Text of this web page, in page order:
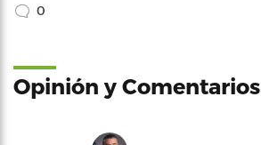
0
Opinión y Comentarios